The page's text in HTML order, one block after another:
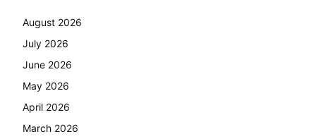
August 2026
July 2026
June 2026
May 2026
April 2026
March 2026